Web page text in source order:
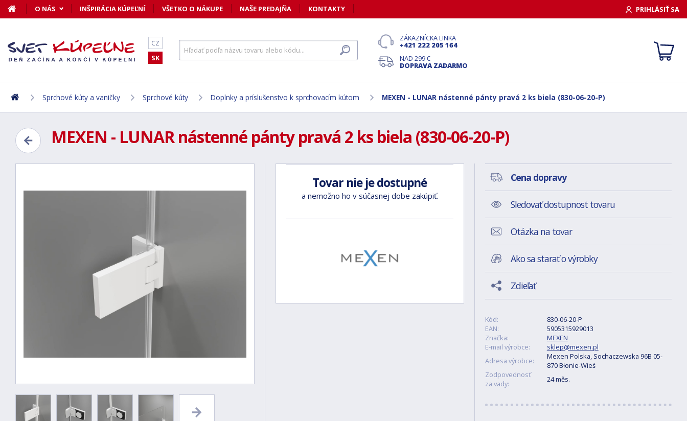
O NÁS INŠPIRÁCIA KÚPEĽNÍ VŠETKO O NÁKUPE NAŠE PREDAJŇA KONTAKTY PRIHLÁSIŤ SA
CZ
SK
ZÁKAZNÍCKA LINKA
+421 222 205 164
NAD 299 €
DOPRAVA ZADARMO
Sprchové kúty a vaničky Sprchové kúty Doplnky a príslušenstvo k sprchovacím kútom MEXEN - LUNAR nástenné pánty pravá 2 ks biela (830-06-20-P)
MEXEN - LUNAR nástenné pánty pravá 2 ks biela (830-06-20-P)
Tovar nie je dostupné
a nemožno ho v súčasnej dobe zakúpiť.
Cena dopravy
Sledovať dostupnost tovaru
Otázka na tovar
Ako sa starať o výrobky
Zdieľať
Kód:
830-06-20-P
EAN:
5905315929013
Značka:
MEXEN
E-mail výrobce:
sklep@mexen.pl
Adresa výrobce:
Mexen Polska, Sochaczewska 96B 05-
870 Błonie-Wieś
Zodpovednosť
za vady:
24 měs.